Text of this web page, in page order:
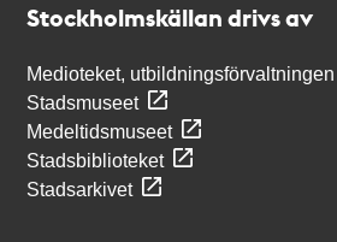
Stockholmskällan drivs av
Medioteket, utbildningsförvaltningen
Stadsmuseet
Medeltidsmuseet
Stadsbiblioteket
Stadsarkivet